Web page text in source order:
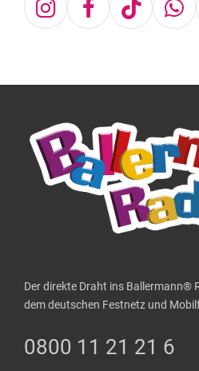
Instagram
Facebook
Tiktok
Der direkte Draht ins Ballermann®
dem deutschen Festnetz und
0800 11 21 21 6